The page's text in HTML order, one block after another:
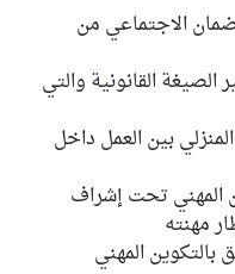
الاجتماعي من
القانونية والتي
بين العمل داخل
المهني تحت إشراف
مهنته
المهني